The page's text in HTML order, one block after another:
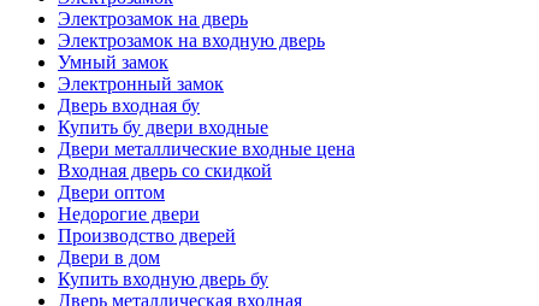
Электрозамок на дверь
Электрозамок на входную дверь
Умный замок
Электронный замок
Дверь входная бу
Купить бу двери входные
Двери металлические входные цена
Входная дверь со скидкой
Двери оптом
Недорогие двери
Производство дверей
Двери в дом
Купить входную дверь бу
Дверь металлическая входная